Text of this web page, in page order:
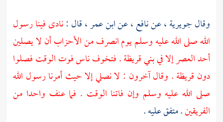
وقالجويرية ،عننافع ،عنابن عمر ،قال :نادى فينا رسول
الله صلى الله عليه وسلم يوم انصرف من الأحزاب أن لا يصلين
أحد العصر إلا فيبني قريظة. فتخوف ناس فوت الوقت فصلوا
دون قريظة . وقال آخرون : لا نصلي إلا حيث أمرنا رسول الله
صلى الله عليه وسلم وإن فاتنا الوقت . فما عنف واحدا من
الفريقين. متفق عليه .